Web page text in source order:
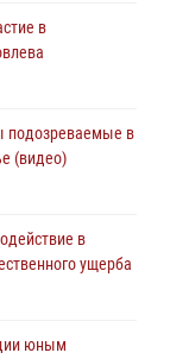
в
подозреваемые в
(видео)
в
ущерба
юным